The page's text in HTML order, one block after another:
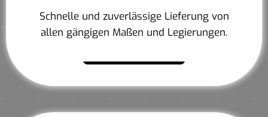
Schnelle und zuverlässige Lieferung von
allen gängigen Maßen und Legierungen.